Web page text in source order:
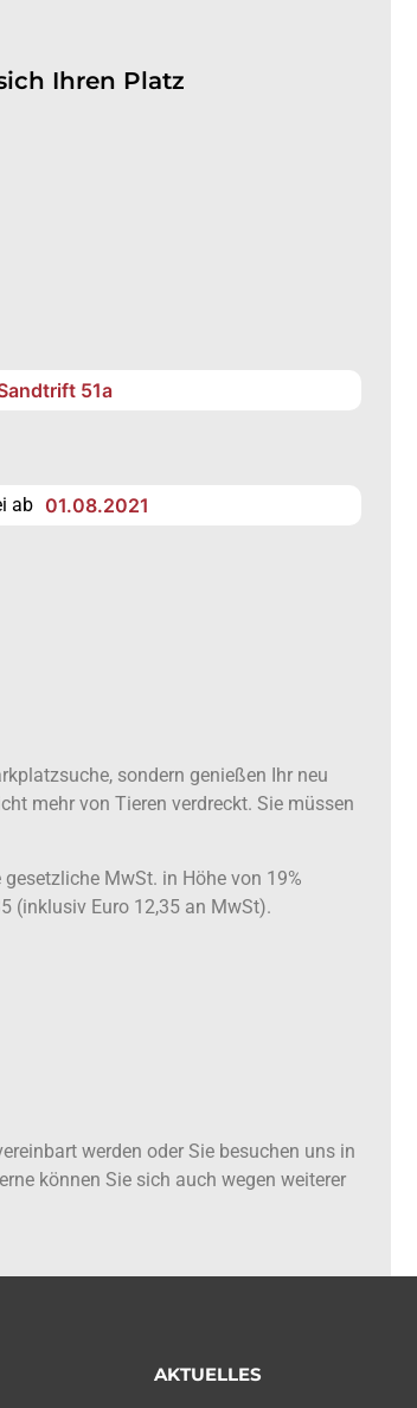
Ihren Platz
51a
ab 01.08.2021
sondern genießen Ihr neu
mehr von Tieren verdreckt. Sie müssen
MwSt. in Höhe von 19%
(inklusiv Euro 12,35 an MwSt).
werden oder Sie besuchen uns in
können Sie sich auch wegen weiterer
AKTUELLES